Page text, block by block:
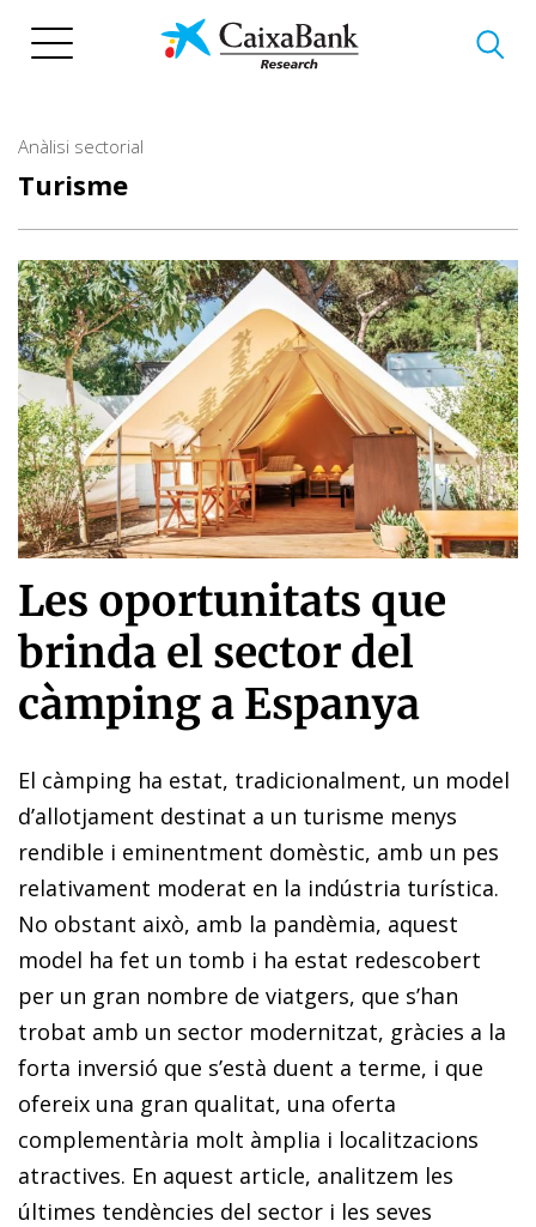
Anàlisi sectorial
Turisme
Les oportunitats que
brinda el sector del
càmping a Espanya
El càmping ha estat, tradicionalment, un model
d’allotjament destinat a un turisme menys
rendible i eminentment domèstic, amb un pes
relativament moderat en la indústria turística.
No obstant això, amb la pandèmia, aquest
model ha fet un tomb i ha estat redescobert
per un gran nombre de viatgers, que s’han
trobat amb un sector modernitzat, gràcies a la
forta inversió que s’està duent a terme, i que
ofereix una gran qualitat, una oferta
complementària molt àmplia i localitzacions
atractives. En aquest article, analitzem les
últimes tendències del sector i les seves